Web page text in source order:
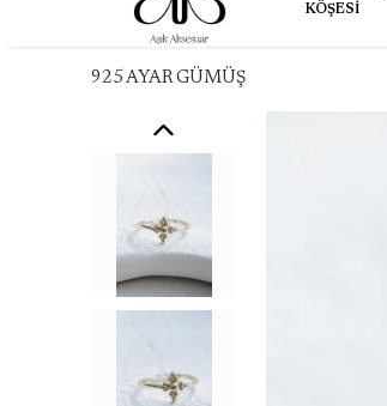
KÖŞESİ
925 AYAR GÜMÜŞ